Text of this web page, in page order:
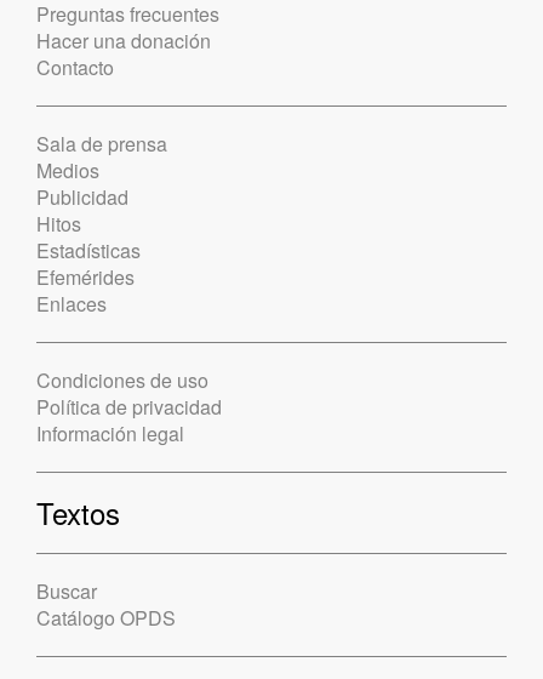
Preguntas frecuentes
Hacer una donación
Contacto
Sala de prensa
Medios
Publicidad
Hitos
Estadísticas
Efemérides
Enlaces
Condiciones de uso
Política de privacidad
Información legal
Textos
Buscar
Catálogo OPDS